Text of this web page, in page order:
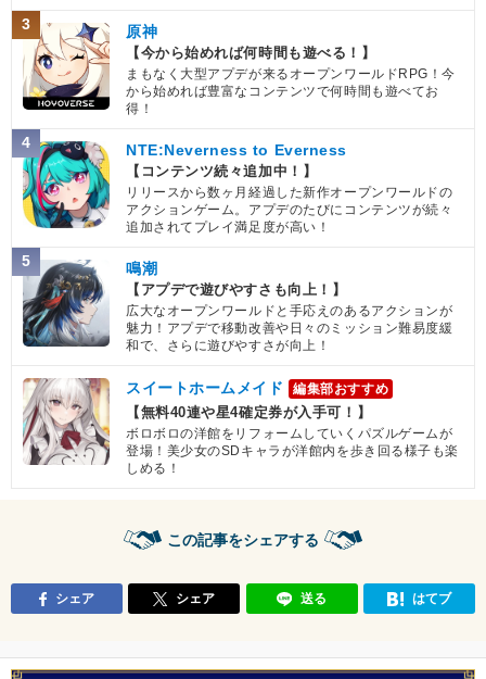
3 原神
【今から始めれば何時間も遊べる！】
まもなく大型アプデが来るオープンワールドRPG！今
から始めれば豊富なコンテンツで何時間も遊べてお
得！
4 NTE:Neverness to Everness
【コンテンツ続々追加中！】
リリースから数ヶ月経過した新作オープンワールドの
アクションゲーム。アプデのたびにコンテンツが続々
追加されてプレイ満足度が高い！
5 鳴潮
【アプデで遊びやすさも向上！】
広大なオープンワールドと手応えのあるアクションが
魅力！アプデで移動改善や日々のミッション難易度緩
和で、さらに遊びやすさが向上！
スイートホームメイド 編集部おすすめ
【無料40連や星4確定券が入手可！】
ボロボロの洋館をリフォームしていくパズルゲームが
登場！美少女のSDキャラが洋館内を歩き回る様子も楽
しめる！
この記事をシェアする
シェア シェア 送る はてブ